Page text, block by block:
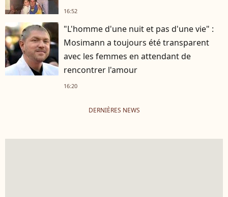
16:52
"L'homme d'une nuit et pas d'une vie" :
Mosimann a toujours été transparent
avec les femmes en attendant de
rencontrer l'amour
16:20
DERNIÈRES NEWS